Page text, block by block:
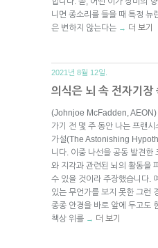
니면 종소리를 들을 때 특정 뉴
은 변하지 않는다는 → 더 보기
2021년 8월 12일.
의식은 뇌 속 전자기장
(Johnjoe McFadden, AEON)
가기 전 몇 주 동안 나는 프랜
가설(The Astonishing
니다. 이중 나선을 공동 발견한
와 지각과 관련된 뇌의 활동을
수 있을 것이라 주장했습니다.
있는 무언가를 보지 못한 그런
종종 안경을 바로 앞에 두고도
책상 위를 → 더 보기